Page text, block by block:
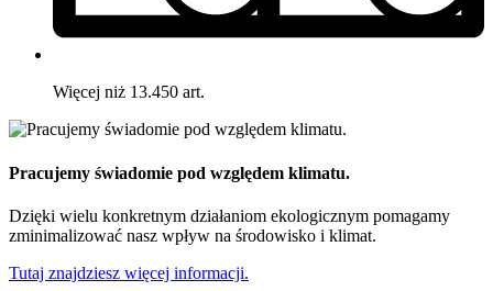
Więcej niż 13.450 art.
Pracujemy świadomie pod względem klimatu.
Dzięki wielu konkretnym działaniom ekologicznym pomagamy
zminimalizować nasz wpływ na środowisko i klimat.
Tutaj znajdziesz więcej informacji.